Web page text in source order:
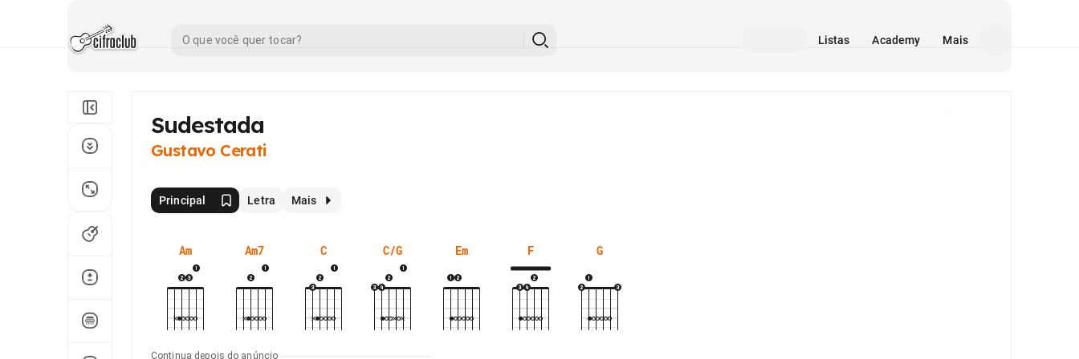
Listas Academy Mais
Sudestada
Gustavo Cerati
Principal Letra Mais
Am Am7 C C/G Em F G
Continua depois do anúncio